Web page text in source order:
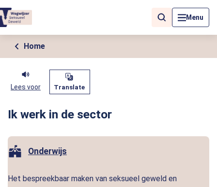
Menu
Als de resultaten voor automatisch aanvullen beschikbaar zijn,
Home
Lees voor Translate
Ik werk in de sector
Onderwijs
Het bespreekbaar maken van seksueel geweld en